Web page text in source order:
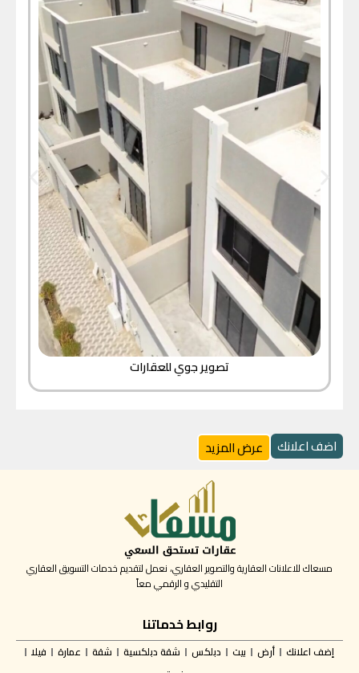
تصوير جوي للعقارات
اضف اعلانك عرض المزيد
مسعاك للاعلانات العقارية والتصوير العقاري، نعمل لتقديم خدمات التسويق العقاري
التقليدي و الرقمي معاً
روابط خدماتنا
إضف اعلانك أرض بيت دبلكس شقة دبلكسية شقة عمارة
فيلا